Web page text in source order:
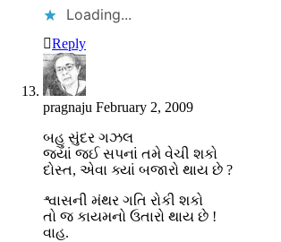
Loading...
Reply
pragnaju February 2, 2009
બહુ સુંદર ગઝલ
જ્યાં જઈ સપનાં તમે વેચી શકો
દોસ્ત, એવા ક્યાં બજારો થાય છે ?
શ્વાસની મંથર ગતિ રોકી શકો
તો જ કાયમનો ઉતારો થાય છે !
વાહ.